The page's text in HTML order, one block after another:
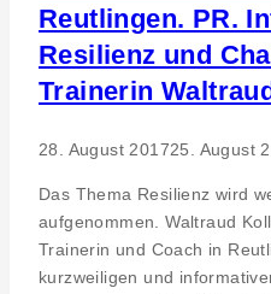
Reutlingen. PR.
Resilienz und
Trainerin
28. August 201725. August
Das Thema Resilienz wird
aufgenommen. Waltraud
Trainerin und Coach in
kurzweiligen und